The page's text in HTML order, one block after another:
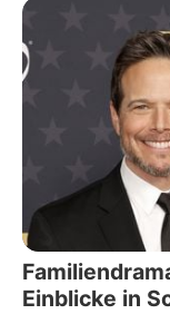
Einblicke in